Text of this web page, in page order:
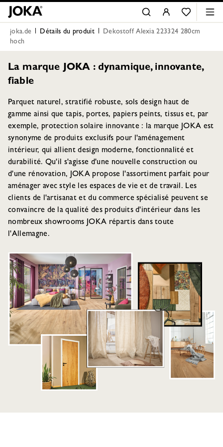
joka.de Détails du produit
Dekostoff Alexia 223324 280cm
hoch
La marque JOKA : dynamique, innovante,
fiable
Parquet naturel, stratifié robuste, sols design haut de
gamme ainsi que tapis, portes, papiers peints, tissus et, par
exemple, protection solaire innovante : la marque JOKA est
synonyme de produits exclusifs pour l'aménagement
intérieur, qui allient design moderne, fonctionnalité et
durabilité. Qu'il s'agisse d'une nouvelle construction ou
d'une rénovation, JOKA propose l'assortiment parfait pour
aménager avec style les espaces de vie et de travail. Les
clients de l'artisanat et du commerce spécialisé peuvent se
convaincre de la qualité des produits d'intérieur dans les
nombreux showrooms JOKA répartis dans toute
l'Allemagne.